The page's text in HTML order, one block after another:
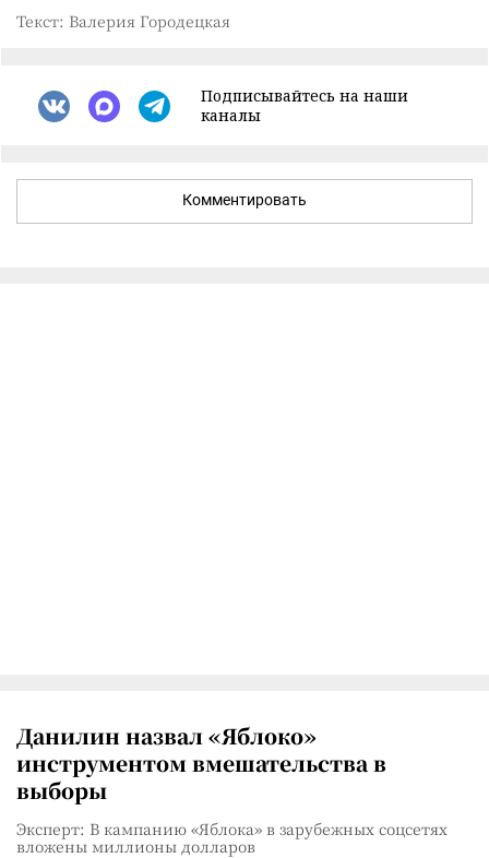
Текст: Валерия Городецкая
Подписывайтесь на наши
каналы
Комментировать
Данилин назвал «Яблоко»
инструментом вмешательства в
выборы
Эксперт: В кампанию «Яблока» в зарубежных соцсетях
вложены миллионы долларов